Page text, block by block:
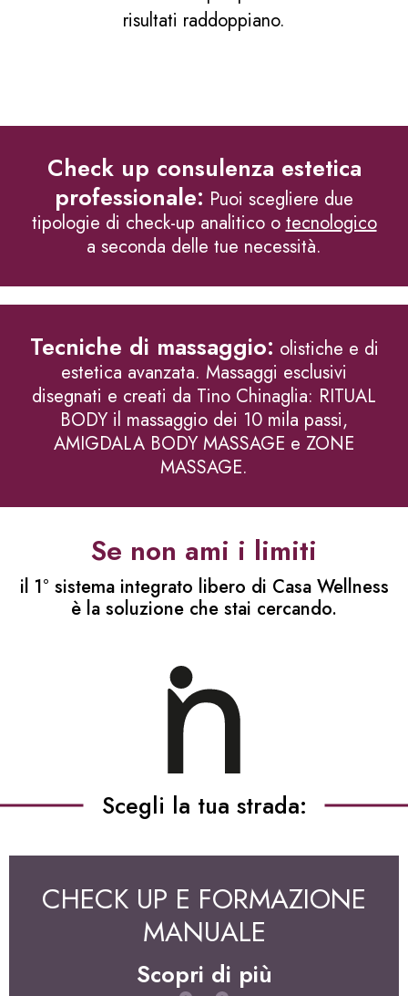
risultati raddoppiano.
Check up consulenza estetica
professionale: Puoi scegliere due
tipologie di check-up analitico otecnologico
a seconda delle tue necessità.
Tecniche di massaggio: olistiche e di
estetica avanzata. Massaggi esclusivi
disegnati e creati da Tino Chinaglia: RITUAL
BODY il massaggio dei 10 mila passi,
AMIGDALA BODY MASSAGE e ZONE
MASSAGE.
Se non ami i limiti
il 1° sistema integrato libero di Casa Wellness
è la soluzione che stai cercando.
Scegli la tua strada:
CHECK UP E FORMAZIONE
MANUALE
Scopri di più